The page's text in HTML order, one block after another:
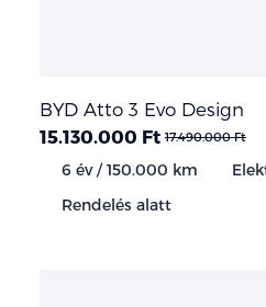
BYD Atto 3 Evo Design
15.130.000 Ft 17.490.000 Ft
6 év / 150.000 km
Rendelés alatt